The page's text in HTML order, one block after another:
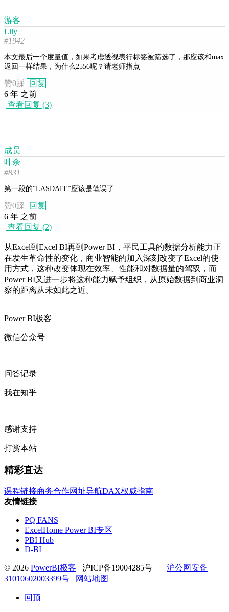
游客
Lily
#1942
本文最后一个度量值，如果考虑透视表行标签被筛选了，那应该和max
返回一样结果，为什么2556呢？请老师指点
赞0踩
回复
6 年 之前
| 查看回复 (3)
成员
叶余
#831
第一段的“LASDATE”应该是笔误了
赞0踩
回复
6 年 之前
| 查看回复 (2)
从Excel到Excel BI再到Power BI，平民工具的数据分析能力正
在发生革命性的变化，商业智能的加入深刻改变了Excel的使
用方式，这种改变体现在效率、性能和对数据量的驾驭，而
Power BI又进一步将这种能力赋予组织，从原始数据到商业洞
察的距离从未如此之近。
Power BI极客
微信公众号
问答记录
我在知乎
感谢支持
打赏本站
精彩直达
课程链接商务合作网址导航DAX权威指南
友情链接
PQ FANS
ExcelHome Power BI专区
PBI Hub
D-BI
© 2026 PowerBI极客 沪ICP备19004285号
沪公网安备
31010602003399号
网站地图
回顶